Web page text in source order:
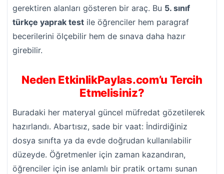
gerektiren alanları gösteren bir araç. Bu 5. sınıf
türkçe yaprak test ile öğrenciler hem paragraf
becerilerini ölçebilir hem de sınava daha hazır
girebilir.
Neden EtkinlikPaylas.com’u Tercih
Etmelisiniz?
Buradaki her materyal güncel müfredat gözetilerek
hazırlandı. Abartısız, sade bir vaat: İndirdiğiniz
dosya sınıfta ya da evde doğrudan kullanılabilir
düzeyde. Öğretmenler için zaman kazandıran,
öğrenciler için ise anlamlı bir pratik ortamı sunan